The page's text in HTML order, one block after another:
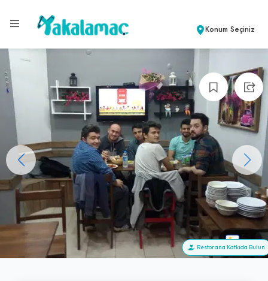
Konum Seçiniz
+6
Restorana Katkıda Bulun